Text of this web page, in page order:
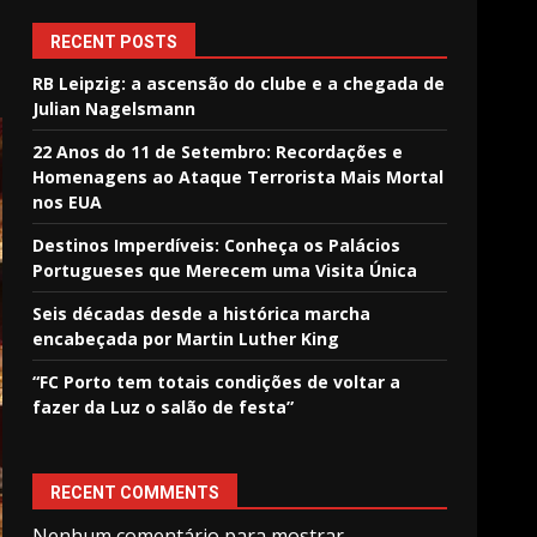
RECENT POSTS
RB Leipzig: a ascensão do clube e a chegada de
Julian Nagelsmann
22 Anos do 11 de Setembro: Recordações e
Homenagens ao Ataque Terrorista Mais Mortal
nos EUA
Destinos Imperdíveis: Conheça os Palácios
Portugueses que Merecem uma Visita Única
Seis décadas desde a histórica marcha
encabeçada por Martin Luther King
“FC Porto tem totais condições de voltar a
fazer da Luz o salão de festa”
RECENT COMMENTS